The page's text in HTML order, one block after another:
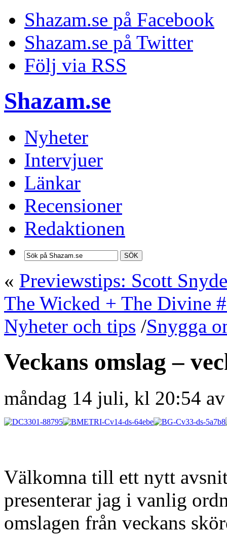
Shazam.se på Facebook
Shazam.se på Twitter
Följ via RSS
Shazam.se
Nyheter
Intervjuer
Länkar
Recensioner
Redaktionen
SÖK
« Previewstips: Scott
The Wicked + The Divine
Nyheter och tips /Snygga
Veckans omslag –
måndag 14 juli, kl 20:54
Välkomna till ett nytt
presenterar jag i vanlig
omslagen från veckans